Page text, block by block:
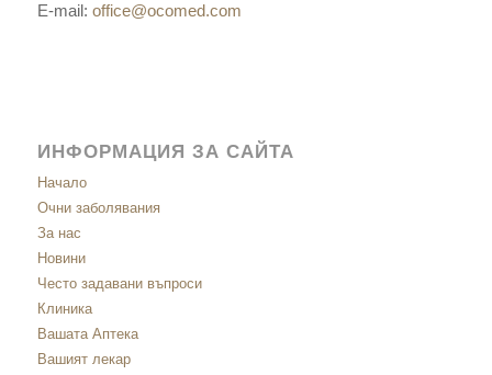
E-mail: office@ocomed.com
ИНФОРМАЦИЯ ЗА САЙТА
Начало
Очни заболявания
За нас
Новини
Често задавани въпроси
Клиника
Вашата Аптека
Вашият лекар